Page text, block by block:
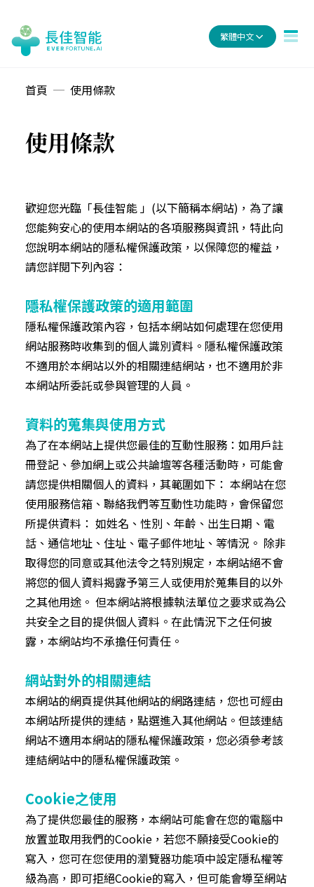
繁體中文
首頁 使用條款
使用條款
歡迎您光臨「長佳智能 」(以下簡稱本網站)，為了讓
您能夠安心的使用本網站的各項服務與資訊，特此向
您說明本網站的隱私權保護政策，以保障您的權益，
請您詳閱下列內容：
隱私權保護政策的適用範圍
隱私權保護政策內容，包括本網站如何處理在您使用
網站服務時收集到的個人識別資料。隱私權保護政策
不適用於本網站以外的相關連結網站，也不適用於非
本網站所委託或參與管理的人員。
資料的蒐集與使用方式
為了在本網站上提供您最佳的互動性服務：如用戶註
冊登記、參加網上或公共論壇等各種活動時，可能會
請您提供相關個人的資料，其範圍如下： 本網站在您
使用服務信箱、聯絡我們等互動性功能時，會保留您
所提供資料： 如姓名、性別、年齡、出生日期、電
話、通信地址、住址、電子郵件地址、等情況。 除非
取得您的同意或其他法令之特別規定，本網站絕不會
將您的個人資料揭露予第三人或使用於蒐集目的以外
之其他用途。 但本網站將根據執法單位之要求或為公
共安全之目的提供個人資料。在此情況下之任何披
露，本網站均不承擔任何責任。
網站對外的相關連結
本網站的網頁提供其他網站的網路連結，您也可經由
本網站所提供的連結，點選進入其他網站。但該連結
網站不適用本網站的隱私權保護政策，您必須參考該
連結網站中的隱私權保護政策。
Cookie之使用
為了提供您最佳的服務，本網站可能會在您的電腦中
放置並取用我們的Cookie，若您不願接受Cookie的
寫入，您可在您使用的瀏覽器功能項中設定隱私權等
級為高，即可拒絕Cookie的寫入，但可能會導至網站